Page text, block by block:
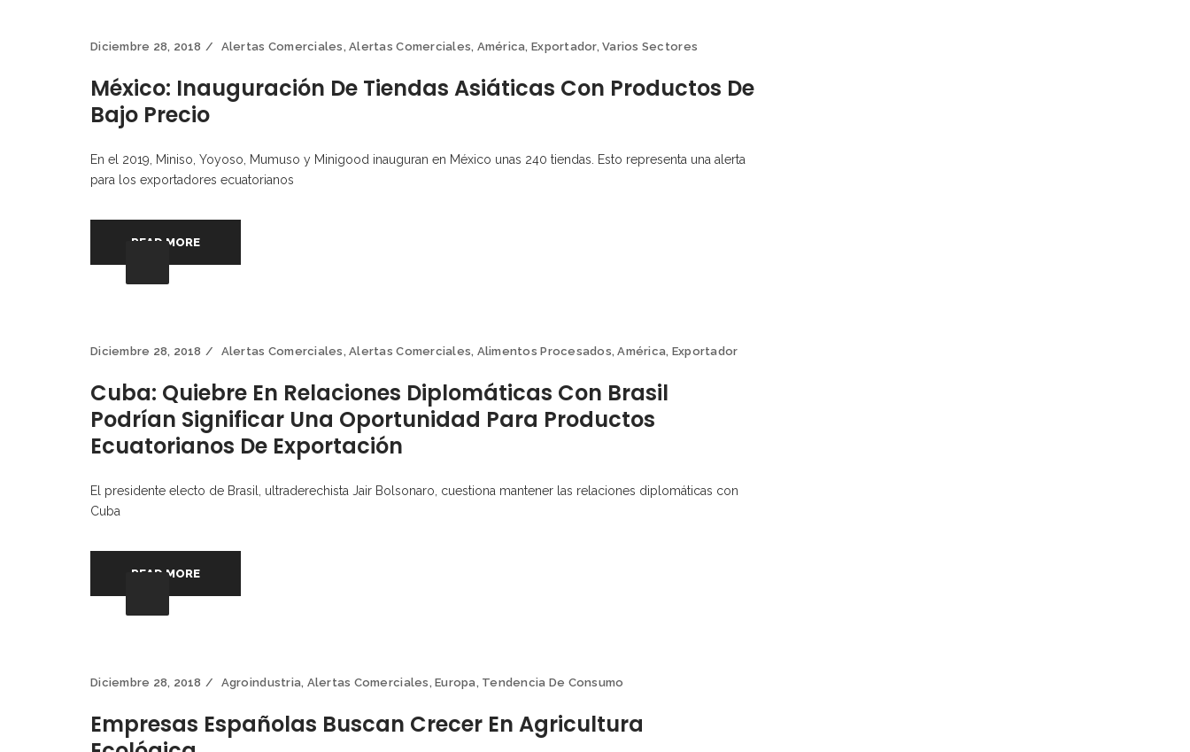
Diciembre 28, 2018 Alertas Comerciales,Alertas Comerciales, América,Exportador,Varios Sectores
México: Inauguración De Tiendas Asiáticas Con Productos De
Bajo Precio
En el 2019, Miniso, Yoyoso, Mumuso y Minigood inauguran en México unas 240 tiendas. Esto representa una alerta
para los exportadores ecuatorianos
READ MORE
Diciembre 28, 2018 Alertas Comerciales,Alertas Comerciales, Alimentos Procesados,América, Exportador
Cuba: Quiebre En Relaciones Diplomáticas Con Brasil
Podrían Significar Una Oportunidad Para Productos
Ecuatorianos De Exportación
El presidente electo de Brasil, ultraderechista Jair Bolsonaro, cuestiona mantener las relaciones diplomáticas con
Cuba
READ MORE
Diciembre 28, 2018 Agroindustria, Alertas Comerciales,Europa, Tendencia De Consumo
Empresas Españolas Buscan Crecer En Agricultura